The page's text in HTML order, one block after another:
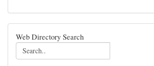
Web Directory Search